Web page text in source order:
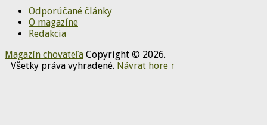
Odporúčané články
O magazíne
Redakcia
Magazín chovateľa Copyright © 2026.
Všetky práva vyhradené. Návrat hore ↑